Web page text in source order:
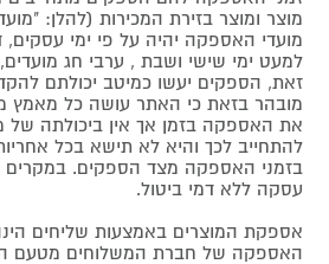
מוצר ומוצר בזירת המכירות (להלן:
מועדי האספקה יהיה על פי ימי עסקים,
למעט ימי שישי ושבת , ערבי חג
זאת, הספקים יעשו כמיטב יכולתם
מובהר בזאת כי האתר עושה כל מאמץ
את האספקה בזמן אך אין ביכולתה
להתחייב לכך והיא לא תישא בכל
בזמני האספקה מצד הספקים. במקרים
עסקה ללא דמי ביטול.
אספקת המוצרים באמצעות שליחים
האספקה של חברת המשלוחים מטעם